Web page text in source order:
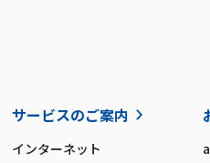
サービスのご案内
インターネット